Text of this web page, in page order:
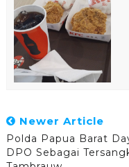
Newer Article
Polda Papua Barat
DPO Sebagai